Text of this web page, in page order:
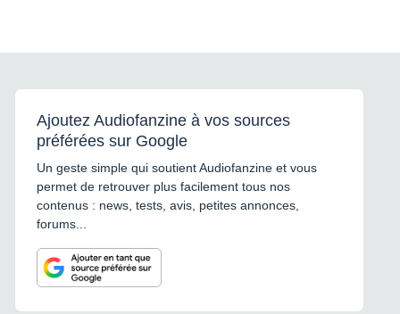
Ajoutez Audiofanzine à vos sources
préférées sur Google
Un geste simple qui soutient Audiofanzine et vous
permet de retrouver plus facilement tous nos
contenus : news, tests, avis, petites annonces,
forums...